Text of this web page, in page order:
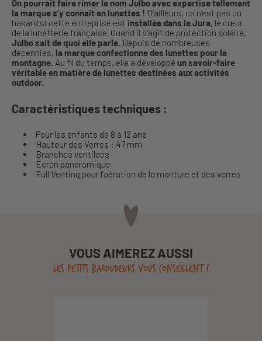
On pourrait faire rimer le nom Julbo avec expertise tellement
la marque s’y connaît en lunettes ! D’ailleurs, ce n’est pas un
hasard si cette entreprise est installée dans le Jura, le cœur
de la lunetterie française. Quand il s'agit de protection solaire,
Julbo sait de quoi elle parle. Depuis de nombreuses
décennies, la marque confectionne des lunettes pour la
montagne. Au fil du temps, elle a développé un savoir-faire
véritable en matière de lunettes destinées aux activités
outdoor.
Caractéristiques techniques :
Pour les enfants de 8 à 12 ans
Hauteur des Verres : 47 mm
Branches ventilées
Écran panoramique
Full Venting pour l’aération de la monture et des verres
VOUS AIMEREZ AUSSI
LES PETITS BAROUDEURS VOUS CONSEILLENT !